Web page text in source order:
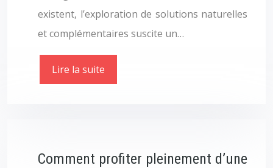
existent, l’exploration de solutions naturelles
et complémentaires suscite un…
Lire la suite
Comment profiter pleinement d’une